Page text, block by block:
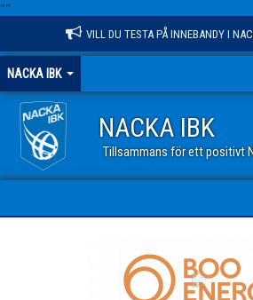
""
VILL DU TESTA PÅ INNEBANDY I
NACKA IBK
NACKA IBK
Tillsammans för ett positivt